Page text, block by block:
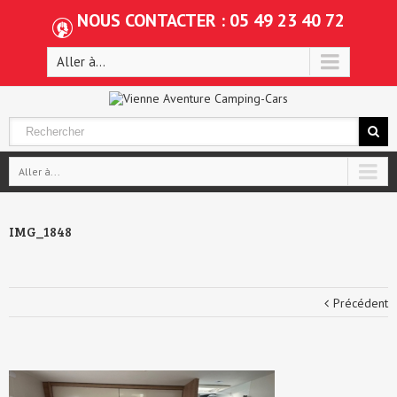
NOUS CONTACTER : 05 49 23 40 72
Aller à...
Aller à...
IMG_1848
Précédent